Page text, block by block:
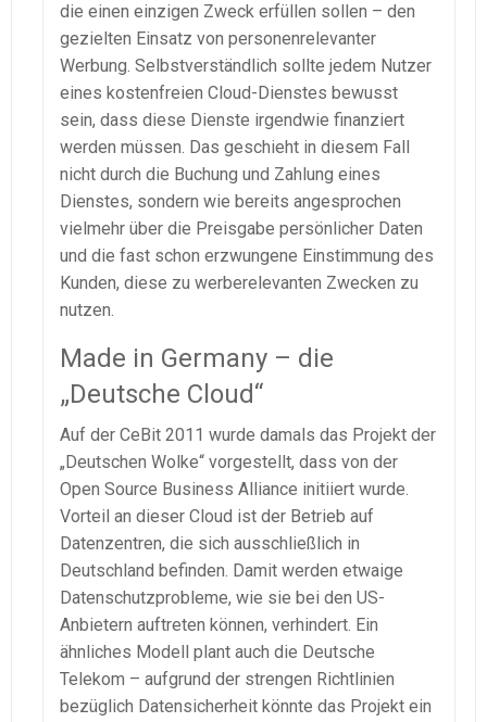
die einen einzigen Zweck erfüllen sollen – den
gezielten Einsatz von personenrelevanter
Werbung. Selbstverständlich sollte jedem Nutzer
eines kostenfreien Cloud-Dienstes bewusst
sein, dass diese Dienste irgendwie finanziert
werden müssen. Das geschieht in diesem Fall
nicht durch die Buchung und Zahlung eines
Dienstes, sondern wie bereits angesprochen
vielmehr über die Preisgabe persönlicher Daten
und die fast schon erzwungene Einstimmung des
Kunden, diese zu werberelevanten Zwecken zu
nutzen.
Made in Germany – die
„Deutsche Cloud“
Auf der CeBit 2011 wurde damals das Projekt der
„Deutschen Wolke“ vorgestellt, dass von der
Open Source Business Alliance initiiert wurde.
Vorteil an dieser Cloud ist der Betrieb auf
Datenzentren, die sich ausschließlich in
Deutschland befinden. Damit werden etwaige
Datenschutzprobleme, wie sie bei den US-
Anbietern auftreten können, verhindert. Ein
ähnliches Modell plant auch die Deutsche
Telekom – aufgrund der strengen Richtlinien
bezüglich Datensicherheit könnte das Projekt ein